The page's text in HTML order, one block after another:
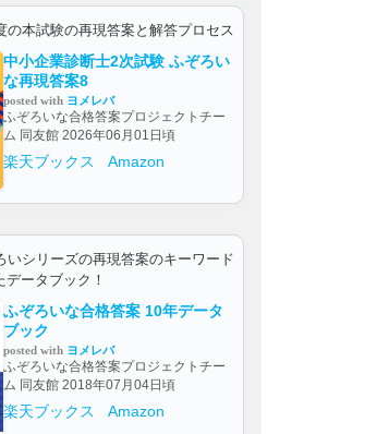
の本試験の再現答案と解答プロセス
中小企業診断士2次試験 ふぞろい
な再現答案8
posted with ヨメレバ
ふぞろいな合格答案プロジェクトチー
ム 同友館 2026年06月01日頃
楽天ブックス Amazon
いシリーズの再現答案のキーワード
ータブック！
ふぞろいな合格答案 10年データ
ブック
posted with ヨメレバ
ふぞろいな合格答案プロジェクトチー
ム 同友館 2018年07月04日頃
楽天ブックス Amazon